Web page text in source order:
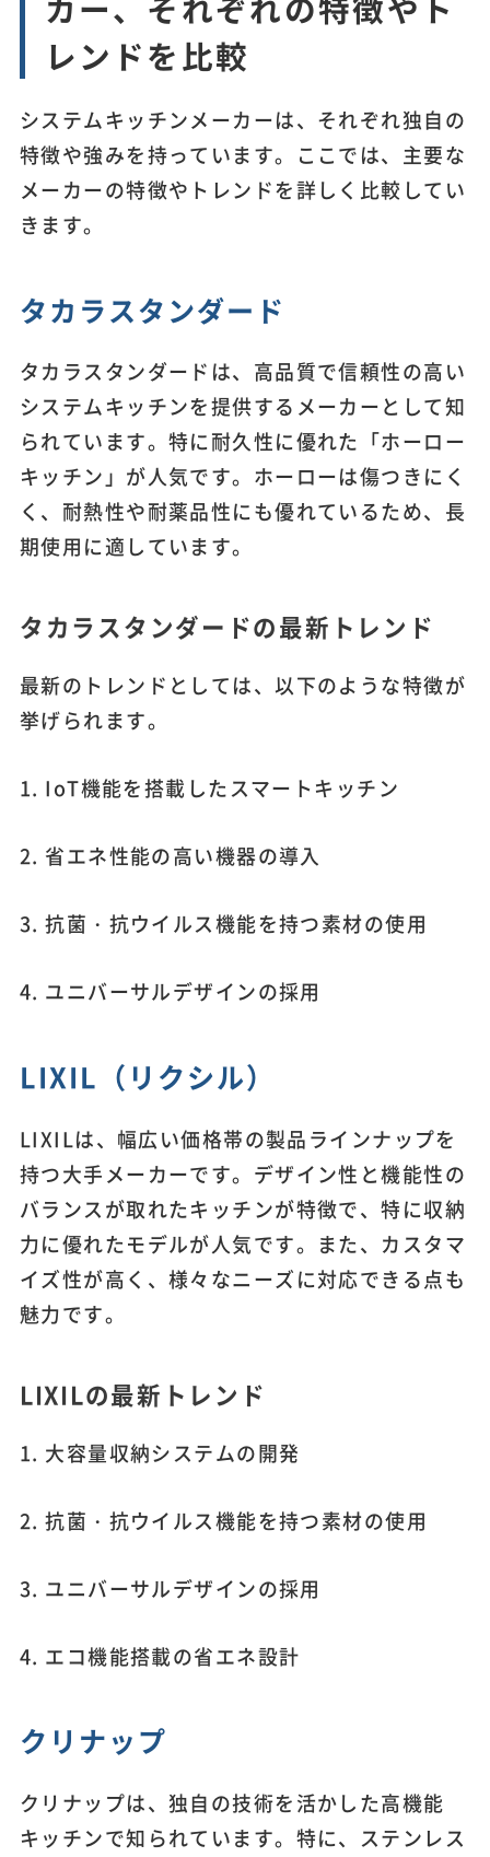
レンドを比較
システムキッチンメーカーは、それぞれ独自の
特徴や強みを持っています。ここでは、主要な
メーカーの特徴やトレンドを詳しく比較してい
きます。
タカラスタンダード
タカラスタンダードは、高品質で信頼性の高い
システムキッチンを提供するメーカーとして知
られています。特に耐久性に優れた「ホーロー
キッチン」が人気です。ホーローは傷つきにく
く、耐熱性や耐薬品性にも優れているため、長
期使用に適しています。
タカラスタンダードの最新トレンド
最新のトレンドとしては、以下のような特徴が
挙げられます。
1. IoT機能を搭載したスマートキッチン
2. 省エネ性能の高い機器の導入
3. 抗菌・抗ウイルス機能を持つ素材の使用
4. ユニバーサルデザインの採用
LIXIL（リクシル）
LIXILは、幅広い価格帯の製品ラインナップを
持つ大手メーカーです。デザイン性と機能性の
バランスが取れたキッチンが特徴で、特に収納
力に優れたモデルが人気です。また、カスタマ
イズ性が高く、様々なニーズに対応できる点も
魅力です。
LIXILの最新トレンド
1. 大容量収納システムの開発
2. 抗菌・抗ウイルス機能を持つ素材の使用
3. ユニバーサルデザインの採用
4. エコ機能搭載の省エネ設計
クリナップ
クリナップは、独自の技術を活かした高機能
キッチンで知られています。特に、ステンレス